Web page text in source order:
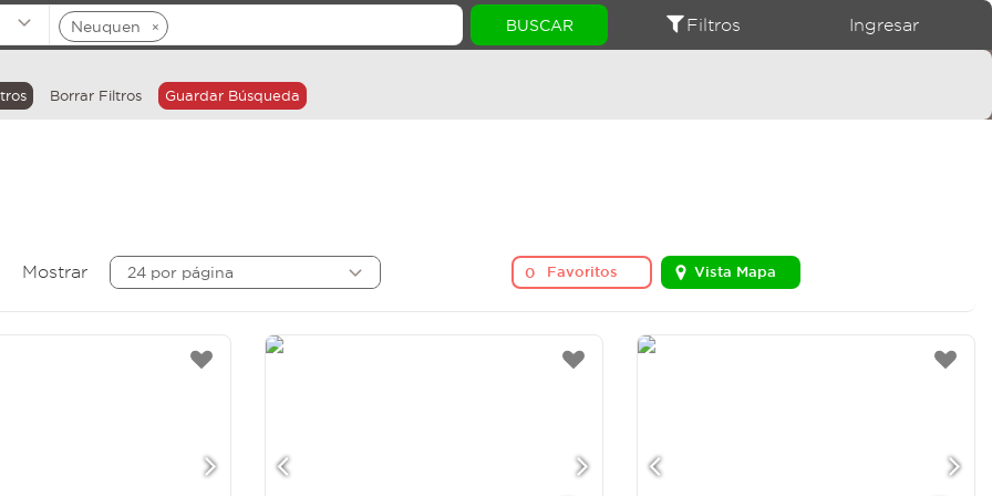
Neuquen × Filtros Ingresar
Borrar Filtros Guardar Búsqueda
Mostrar 24 por página 0 Favoritos Vista Mapa